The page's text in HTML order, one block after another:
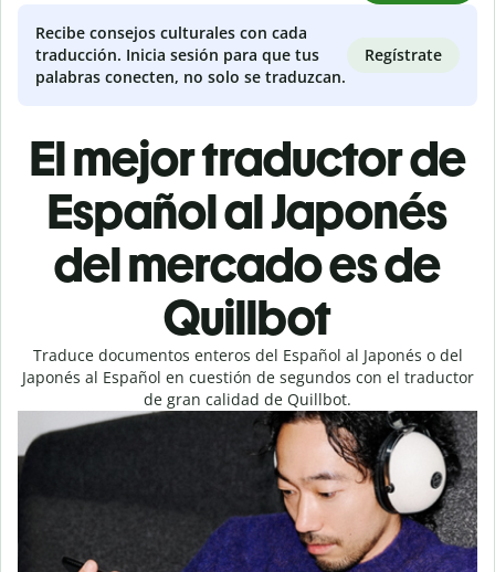
Recibe consejos culturales con cada
traducción. Inicia sesión para que tus
palabras conecten, no solo se traduzcan.
Regístrate
El mejor traductor de
Español al Japonés
del mercado es de
Quillbot
Traduce documentos enteros del Español al Japonés o del
Japonés al Español en cuestión de segundos con el traductor
de gran calidad de Quillbot.